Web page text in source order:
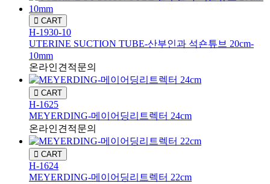
CART
H-1930-10
UTERINE SUCTION TUBE-산부인과 석숀튜브 20cm-
10mm
온라인견적문의
CART
H-1625
MEYERDING-메이어딩리트렉터 24cm
온라인견적문의
CART
H-1624
MEYERDING-메이어딩리트렉터 22cm